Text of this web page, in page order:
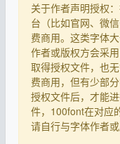
关于作者声明授权
台（比如官网、微
费商用。这类字体
作者或版权方会采
取得授权文件，也
费商用，但有少部
授权文件后，才能
件，100font在对应
请自行与字体作者或